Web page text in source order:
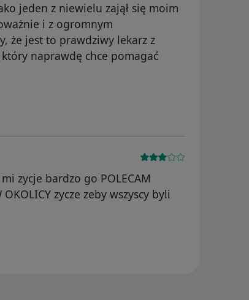
jeden z niewielu zajął się moim
i z ogromnym
że jest to prawdziwy lekarz z
naprawdę chce pomagać
usunięte
zycje bardzo go POLECAM
OKOLICY zycze zeby wszyscy byli